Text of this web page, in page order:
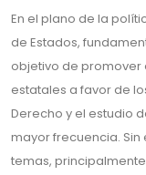
En el plano de la
de Estados,
objetivo de promover
estatales a favor de
Derecho y el estudio
mayor frecuencia.
temas,